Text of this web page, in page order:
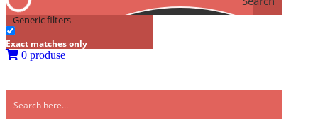
Generic filters
Exact matches only
0 produse